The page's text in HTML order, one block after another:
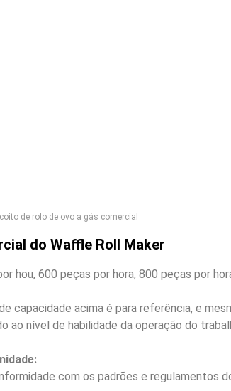
de rolo de ovo a gás comercial
do Waffle Roll Maker
hou, 600 peças por hora, 800 peças por
capacidade acima é para referência, e
ao nível de habilidade da operação do
com os padrões e regulamentos